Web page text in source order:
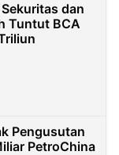
dan
Tuntut BCA
Pengusutan
PetroChina